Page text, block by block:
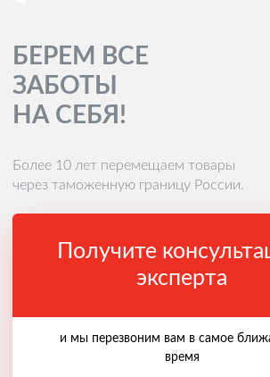
БЕРЕМ ВСЕ
ЗАБОТЫ
НА СЕБЯ!
Более 10 лет перемещаем товары
через таможенную границу России.
Получите
эксперта
и мы перезвоним вам в самое
время